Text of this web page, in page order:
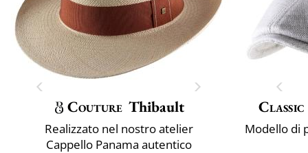
Couture Thibault
Realizzato nel nostro atelier
Cappello Panama autentico